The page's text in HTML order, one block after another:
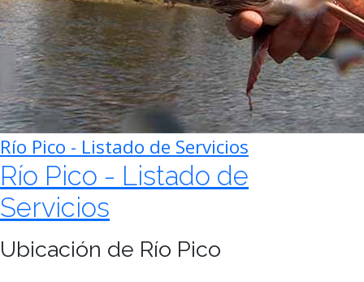
Río Pico - Listado de Servicios
Río Pico - Listado de
Servicios
Ubicación de Río Pico